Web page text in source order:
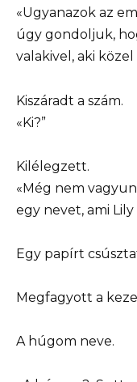
«Ugyanazok az
úgy gondoljuk,
valakivel, aki közel
Kiszáradt a szám.
«Ki?”
Kilélegzett.
«Még nem
egy nevet, ami
Egy papírt
Megfagyott a
A húgom neve.